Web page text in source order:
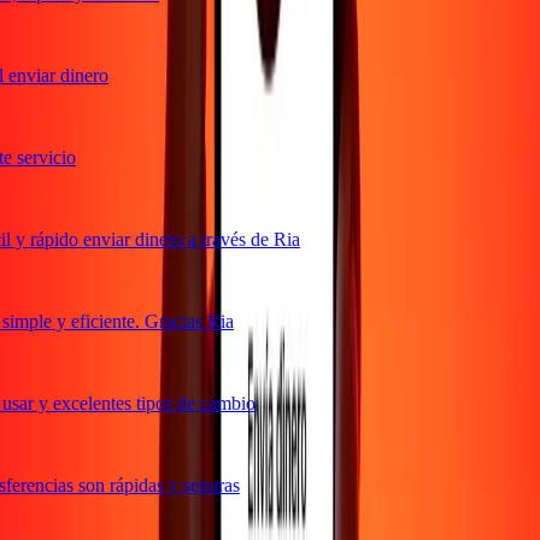
dinero
rápido enviar dinero a través de Ria
y eficiente. Gracias Ria
y excelentes tipos de cambio
son rápidas y seguras